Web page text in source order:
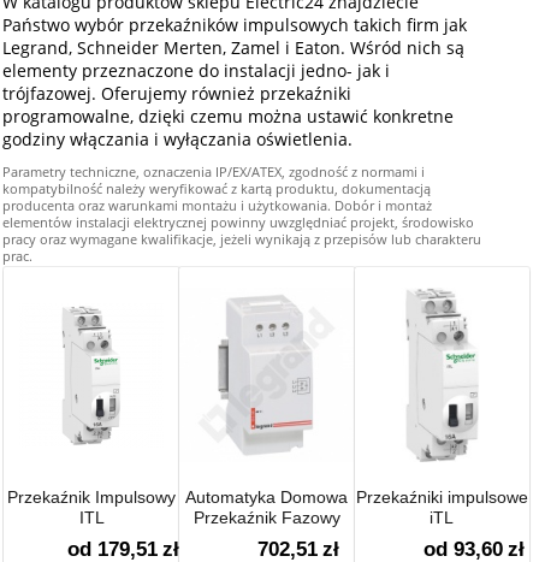
Państwo wybór przekaźników impulsowych takich firm jak
Legrand, Schneider Merten, Zamel i Eaton. Wśród nich są
elementy przeznaczone do instalacji jedno- jak i
trójfazowej. Oferujemy również przekaźniki
programowalne, dzięki czemu można ustawić konkretne
godziny włączania i wyłączania oświetlenia.
Parametry techniczne, oznaczenia IP/EX/ATEX, zgodność z normami i
kompatybilność należy weryfikować z kartą produktu, dokumentacją
producenta oraz warunkami montażu i użytkowania. Dobór i montaż
elementów instalacji elektrycznej powinny uwzględniać projekt, środowisko
pracy oraz wymagane kwalifikacje, jeżeli wynikają z przepisów lub charakteru
prac.
Przekaźnik Impulsowy
ITL
od 179,51 zł
Automatyka Domowa
Przekaźnik Fazowy
400v~
702,51 zł
Przekaźniki impulsowe
iTL
od 93,60 zł